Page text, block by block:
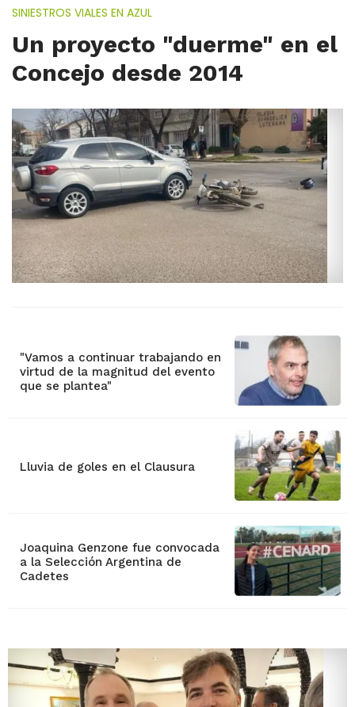
SINIESTROS VIALES EN AZUL
Un proyecto "duerme" en el
Concejo desde 2014
"Vamos a continuar trabajando en
virtud de la magnitud del evento
que se plantea"
Lluvia de goles en el Clausura
Joaquina Genzone fue convocada
a la Selección Argentina de
Cadetes